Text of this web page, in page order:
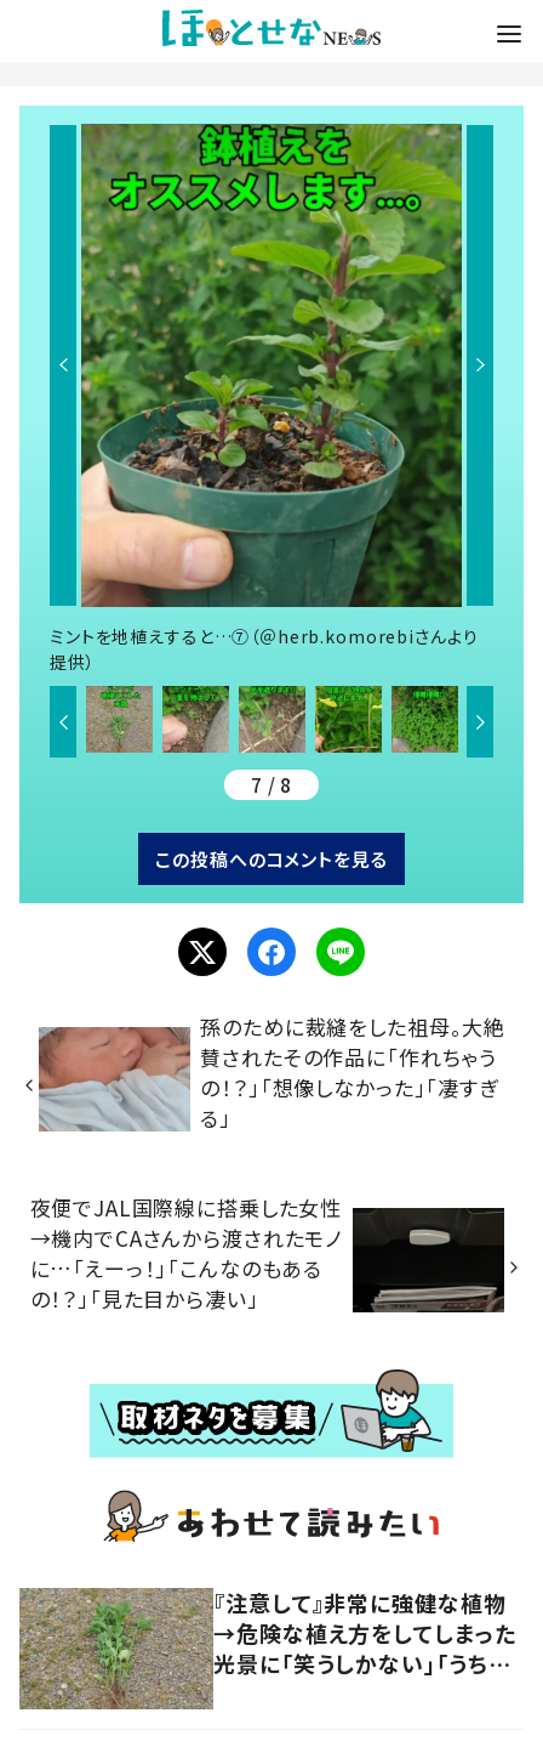
ミントを地植えすると…⑦（＠herb.komorebiさんより
提供）
7 / 8
この投稿へのコメントを見る
孫のために裁縫をした祖母。大絶
賛されたその作品に「作れちゃう
の！？」「想像しなかった」「凄すぎ
る」
夜便でJAL国際線に搭乗した女性
→機内でCAさんから渡されたモノ
に…「えーっ！」「こんなのもある
の！？」「見た目から凄い」
『注意して』非常に強健な植物
→危険な植え方をしてしまった
光景に「笑うしかない」「うちも